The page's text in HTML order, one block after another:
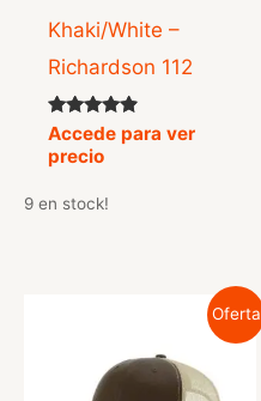
Khaki/White –
Richardson 112
Valorado
con
4.67
Accede para ver
precio
9 en stock!
Oferta